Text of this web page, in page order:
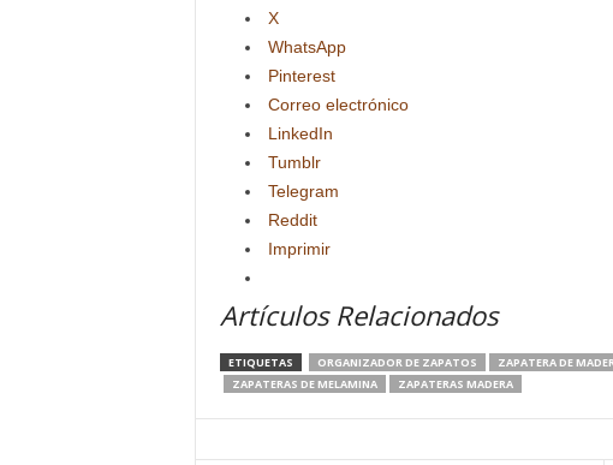
X
WhatsApp
Pinterest
Correo electrónico
LinkedIn
Tumblr
Telegram
Reddit
Imprimir
Artículos Relacionados
ETIQUETAS ORGANIZADOR DE ZAPATOS ZAPATERA DE
ZAPATERAS DE MELAMINA
ZAPATERAS MADERA